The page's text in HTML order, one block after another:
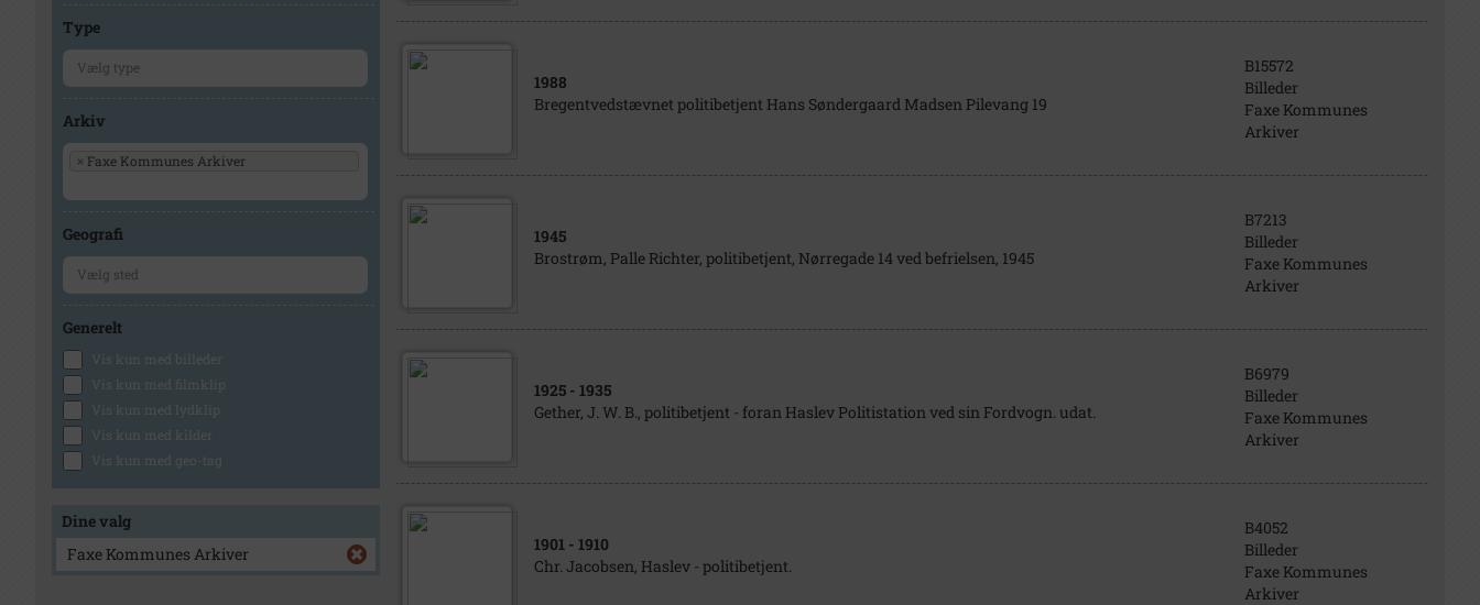
Type
Arkiv
× Faxe Kommunes Arkiver
Geografi
Generelt
Vis kun med billeder
Vis kun med filmklip
Vis kun med lydklip
Vis kun med kilder
Vis kun med geo-tag
Dine valg
Faxe Kommunes Arkiver
1988
Bregentvedstævnet politibetjent Hans Søndergaard Madsen Pilevang 19
B15572
Billeder
Faxe Kommunes
Arkiver
1945
Brostrøm, Palle Richter, politibetjent, Nørregade 14 ved befrielsen, 1945
B7213
Billeder
Faxe Kommunes
Arkiver
1925 - 1935
Gether, J. W. B., politibetjent - foran Haslev Politistation ved sin Fordvogn. udat.
B6979
Billeder
Faxe Kommunes
Arkiver
1901 - 1910
Chr. Jacobsen, Haslev - politibetjent.
B4052
Billeder
Faxe Kommunes
Arkiver